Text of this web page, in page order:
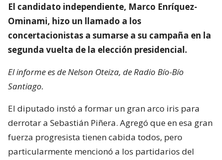
El candidato independiente, Marco Enríquez-
Ominami, hizo un llamado a los
concertacionistas a sumarse a su campaña en la
segunda vuelta de la elección presidencial.
El informe es de Nelson Oteiza, de Radio Bío-Bío
Santiago.
El diputado instó a formar un gran arco iris para
derrotar a Sebastián Piñera. Agregó que en esa gran
fuerza progresista tienen cabida todos, pero
particularmente mencionó a los partidarios del